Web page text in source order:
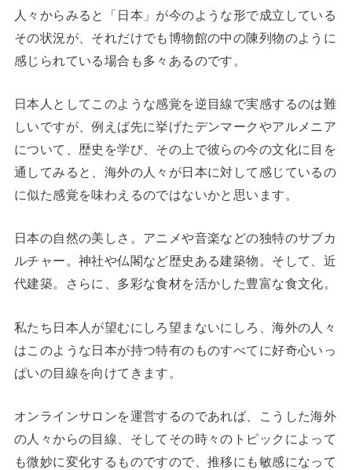
人々からみると「日本」が今のような形で成立している
その状況が、それだけでも博物館の中の陳列物のように
感じられている場合も多々あるのです。
日本人としてこのような感覚を逆目線で実感するのは難
しいですが、例えば先に挙げたデンマークやアルメニア
について、歴史を学び、その上で彼らの今の文化に目を
通してみると、海外の人々が日本に対して感じているの
に似た感覚を味わえるのではないかと思います。
日本の自然の美しさ。アニメや音楽などの独特のサブカ
ルチャー。神社や仏閣など歴史ある建築物。そして、近
代建築。さらに、多彩な食材を活かした豊富な食文化。
私たち日本人が望むにしろ望まないにしろ、海外の人々
はこのような日本が持つ特有のものすべてに好奇心いっ
ぱいの目線を向けてきます。
オンラインサロンを運営するのであれば、こうした海外
の人々からの目線、そしてその時々のトピックによって
も微妙に変化するものですので、推移にも敏感になって